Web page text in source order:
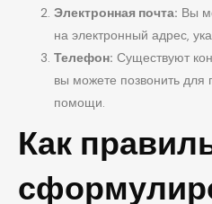
Электронная почта: Вы
на электронный адрес,
Телефон: Существуют
вы можете позвонить для
помощи.
Как